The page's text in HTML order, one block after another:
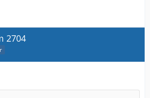
2704